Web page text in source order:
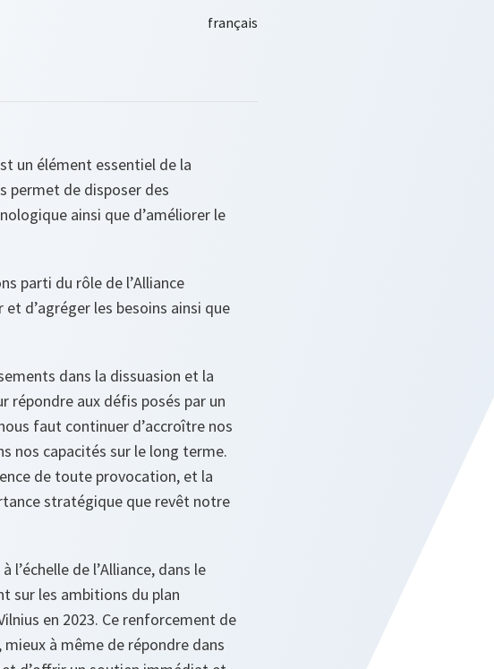
un élément essentiel de la
permet de disposer des
ainsi que d’améliorer le
parti du rôle de l’Alliance
d’agréger les besoins ainsi que
dans la dissuasion et la
répondre aux défis posés par un
faut continuer d’accroître nos
nos capacités sur le long terme.
de toute provocation, et la
stratégique que revêt notre
de l’Alliance, dans le
sur les ambitions du plan
en 2023. Ce renforcement de
à même de répondre dans